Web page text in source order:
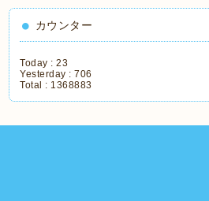
カウンター
Today :23
Yesterday :706
Total : 1368883